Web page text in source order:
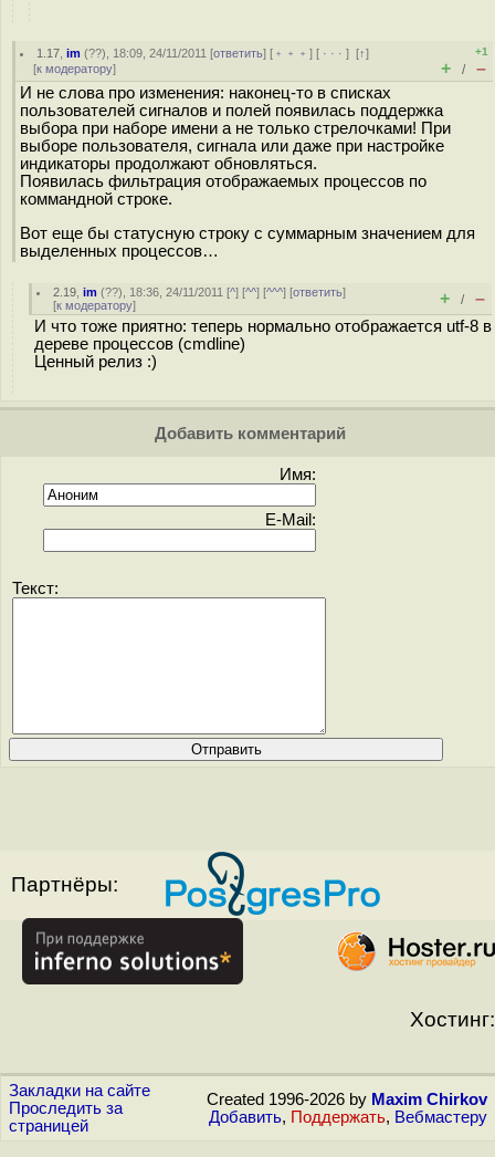
1.17 ,im (??), 18:09, 24/11/2011 [ответить] [ ﹢﹢﹢] [ · · ·][↑]
[к модератору]
+1
+ / –
И не слова про изменения: наконец-то в списках
пользователей сигналов и полей появилась поддержка
выбора при наборе имени а не только стрелочками! При
выборе пользователя, сигнала или даже при настройке
индикаторы продолжают обновляться.
Появилась фильтрация отображаемых процессов по
коммандной строке.
Вот еще бы статусную строку с суммарным значением для
выделенных процессов…
2.19 ,im (??), 18:36, 24/11/2011 [^] [^^] [^^^] [ответить]
[к модератору] + / –
И что тоже приятно: теперь нормально отображается utf-8 в
дереве процессов (cmdline)
Ценный релиз :)
Добавить комментарий
Имя:
E-Mail:
Текст:
Партнёры:
Хостинг:
Закладки на сайте
Проследить за
страницей
Created 1996-2026 by Maxim Chirkov
Добавить, Поддержать, Вебмастеру